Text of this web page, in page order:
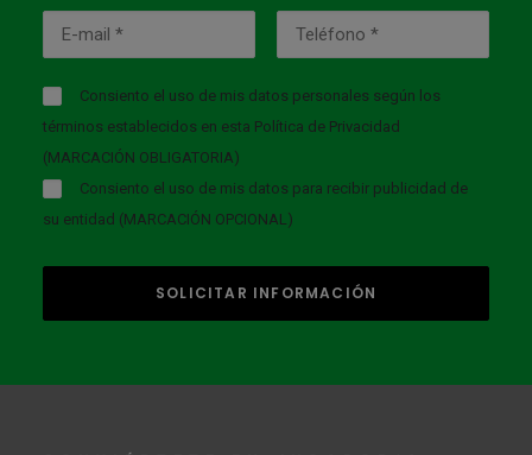
Consiento el uso de mis datos personales según los
términos establecidos en esta Política de Privacidad
(MARCACIÓN OBLIGATORIA)
Consiento el uso de mis datos para recibir publicidad de
su entidad (MARCACIÓN OPCIONAL)